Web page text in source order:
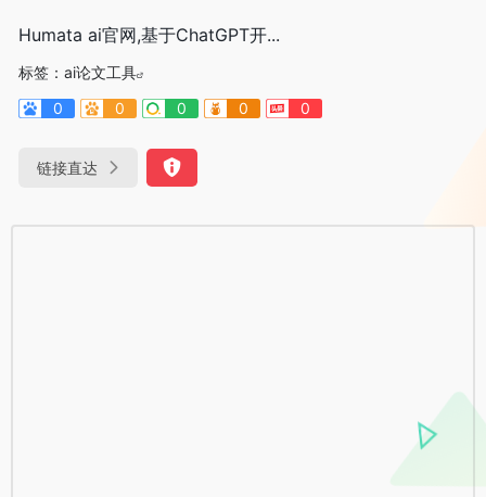
Humata ai官网,基于ChatGPT开...
标签： ai论文工具
0
0 0 0 0
链接直达